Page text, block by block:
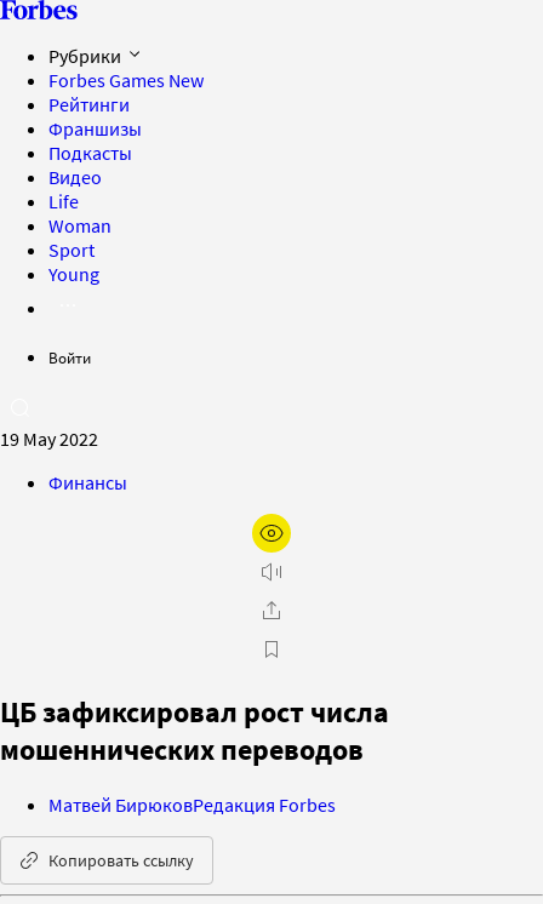
Рубрики
Forbes Games New
Рейтинги
Франшизы
Подкасты
Видео
Life
Woman
Sport
Young
Войти
19 May 2022
Финансы
ЦБ зафиксировал рост числа
мошеннических переводов
Матвей БирюковРедакция Forbes
Копировать ссылку